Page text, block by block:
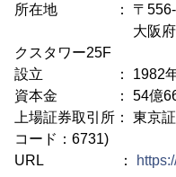
所在地 ： 〒556-
大阪府大阪市浪
クスタワー25F
設立 ： 1982年(昭
資本金 ： 54億66百
上場証券取引所： 東京
コード：6731)
URL ：